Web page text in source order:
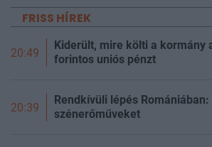
FRISS HÍREK
20:49
Kiderült, mire költi a kormány
forintos uniós pénzt
20:39
Rendkívüli lépés
szénerőműveket